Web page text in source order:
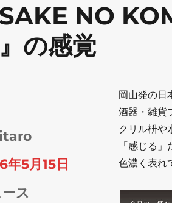
SAKE NO
の感覚
岡山発の日
酒器・雑貨
クリル枡や
「感じる
色濃く表れ
年5月15日
ス